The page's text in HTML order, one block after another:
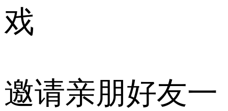
戏
邀请亲朋好友一